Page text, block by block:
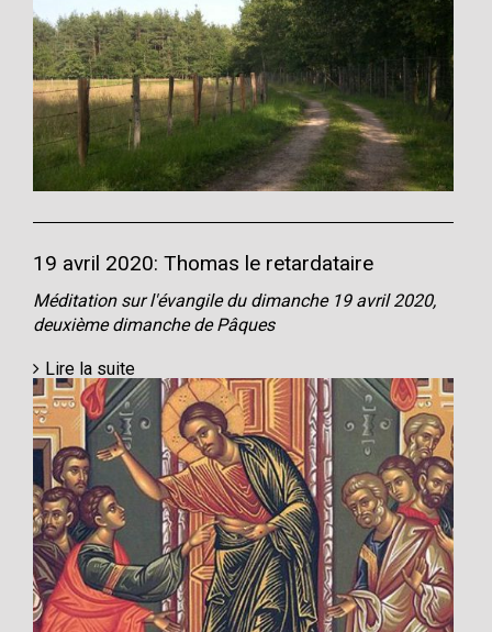
19 avril 2020: Thomas le retardataire
Méditation sur l'évangile du dimanche 19 avril 2020,
deuxième dimanche de Pâques
Lire la suite